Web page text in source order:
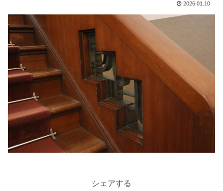
2026.01.10
シェアする